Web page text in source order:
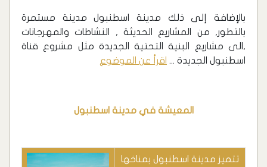
بالإضافة إلى ذلك مدينة اسطنبول مدينة مستمرة
بالتطور, من المشاريع الحديثة , النشاطات والمهرجانات
,الى مشاريع البنية التحتية الجديدة مثل مشروع قناة
اسطنبول الجديدة ... اقرأ عن الموضوع
المعيشة في مدينة اسطنبول
تتميز مدينة اسطنبول بمناخها